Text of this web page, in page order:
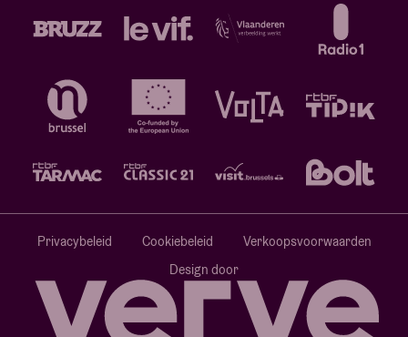
Privacybeleid Cookiebeleid
Verkoopsvoorwaarden
Design door